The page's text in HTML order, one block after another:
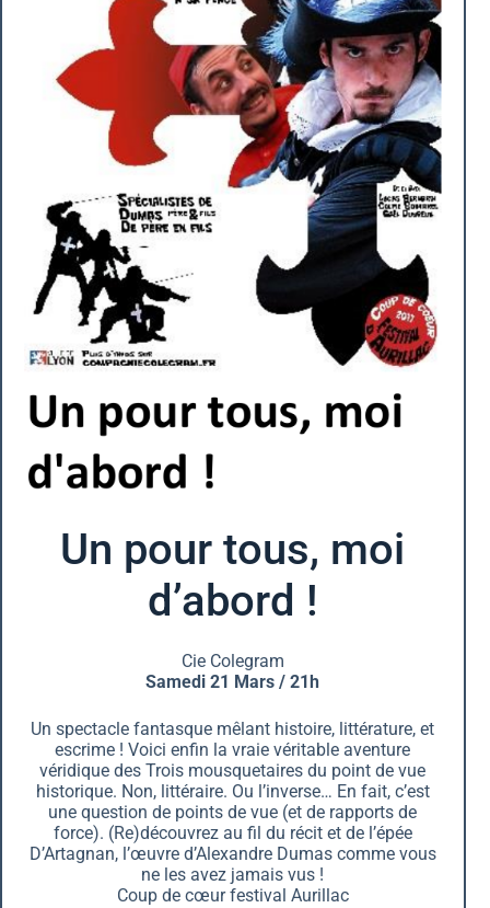
Un pour tous, moi
d’abord !
Cie Colegram
Samedi 21 Mars / 21h
Un spectacle fantasque mêlant histoire, littérature, et
escrime ! Voici enfin la vraie véritable aventure
véridique des Trois mousquetaires du point de vue
historique. Non, littéraire. Ou l’inverse… En fait, c’est
une question de points de vue (et de rapports de
force). (Re)découvrez au fil du récit et de l’épée
D’Artagnan, l’œuvre d’Alexandre Dumas comme vous
ne les avez jamais vus !
Coup de cœur festival Aurillac